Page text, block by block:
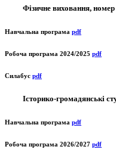
Фізичне виховання, номер
Навчальна програма pdf
Робоча програма 2024/2025 pdf
Силабус pdf
Історико-громадянські
Навчальна програма pdf
Робоча програма 2026/2027 pdf